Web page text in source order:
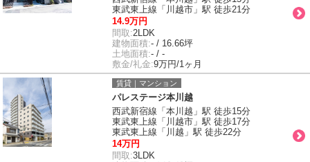
東武東上線「川越市」駅 徒歩21分
14.9万円
間取:2LDK
建物面積:- / 16.66坪
土地面積:- / -
敷金/礼金:9万円/1ヶ月
賃貸｜マンション
パレステージ本川越
西武新宿線「本川越」駅 徒歩15分
東武東上線「川越市」駅 徒歩17分
東武東上線「川越」駅 徒歩22分
14万円
間取:3LDK